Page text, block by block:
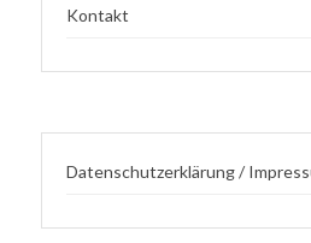
Kontakt
Datenschutzerklärung /